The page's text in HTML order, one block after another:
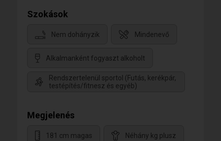
Szokások
Nem dohányzik Mindenevő
Alkalmanként fogyaszt alkoholt
Rendszertelenül sportol (Futás, kerékpár,
testépítés/fitnesz és egyéb)
Megjelenés
181 cm magas Néhány kg plusz